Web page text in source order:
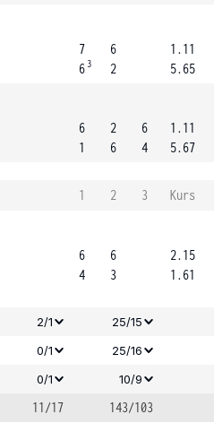
7
6 3
6
2
1.11
5.65
6
1
2
6
6
4
1.11
5.67
1 2 3
Kurs
6
4
6
3
2.15
1.61
2/1
25/15
0/1
25/16
0/1 10/9
11/17 143/103